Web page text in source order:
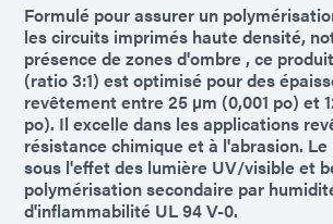
Formulé pour assurer un
les circuits imprimés haute densité,
présence de zones d'ombre , ce
(ratio 3:1) est optimisé pour des
revêtement entre 25 µm (0,001 po) et
po). Il excelle dans les applications
résistance chimique et à l'abrasion.
sous l'effet des lumière UV/visible et
polymérisation secondaire par
d'inflammabilité UL 94 V-0.